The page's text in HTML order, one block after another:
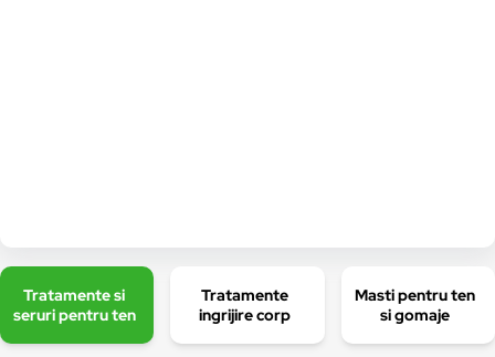
Tratamente si
seruri pentru ten
Tratamente
ingrijire corp
Masti pentru ten
si gomaje